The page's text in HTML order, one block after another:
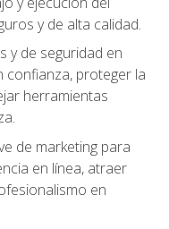
y de alta calidad.
y de seguridad en
confianza, proteger la
herramientas
de marketing para
en línea, atraer
en